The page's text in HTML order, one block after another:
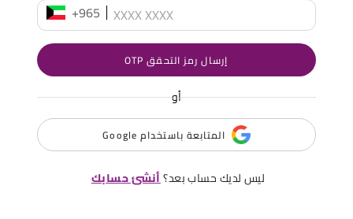
+965
إرسال رمز التحقق OTP
أو
المتابعة باستخدام Google
ليس لديك حساب بعد؟أنشئ حسابك